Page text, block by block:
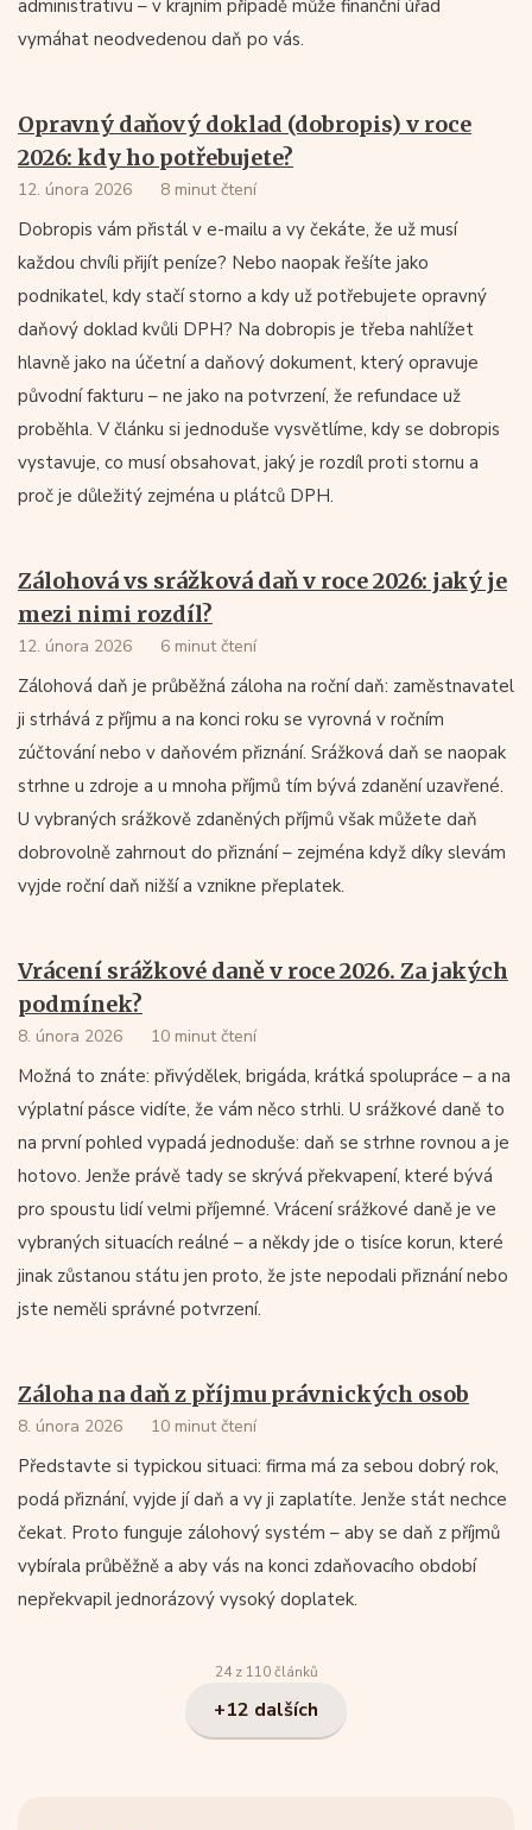
administrativu – v krajním případě může finanční úřad
vymáhat neodvedenou daň po vás.
Opravný daňový doklad (dobropis) v roce
2026: kdy ho potřebujete?
12. února 2026 8 minut čtení
Dobropis vám přistál v e-mailu a vy čekáte, že už musí
každou chvíli přijít peníze? Nebo naopak řešíte jako
podnikatel, kdy stačí storno a kdy už potřebujete opravný
daňový doklad kvůli DPH? Na dobropis je třeba nahlížet
hlavně jako na účetní a daňový dokument, který opravuje
původní fakturu – ne jako na potvrzení, že refundace už
proběhla. V článku si jednoduše vysvětlíme, kdy se dobropis
vystavuje, co musí obsahovat, jaký je rozdíl proti stornu a
proč je důležitý zejména u plátců DPH.
Zálohová vs srážková daň v roce 2026: jaký je
mezi nimi rozdíl?
12. února 2026 6 minut čtení
Zálohová daň je průběžná záloha na roční daň: zaměstnavatel
ji strhává z příjmu a na konci roku se vyrovná v ročním
zúčtování nebo v daňovém přiznání. Srážková daň se naopak
strhne u zdroje a u mnoha příjmů tím bývá zdanění uzavřené.
U vybraných srážkově zdaněných příjmů však můžete daň
dobrovolně zahrnout do přiznání – zejména když díky slevám
vyjde roční daň nižší a vznikne přeplatek.
Vrácení srážkové daně v roce 2026. Za jakých
podmínek?
8. února 2026 10 minut čtení
Možná to znáte: přivýdělek, brigáda, krátká spolupráce – a na
výplatní pásce vidíte, že vám něco strhli. U srážkové daně to
na první pohled vypadá jednoduše: daň se strhne rovnou a je
hotovo. Jenže právě tady se skrývá překvapení, které bývá
pro spoustu lidí velmi příjemné. Vrácení srážkové daně je ve
vybraných situacích reálné – a někdy jde o tisíce korun, které
jinak zůstanou státu jen proto, že jste nepodali přiznání nebo
jste neměli správné potvrzení.
Záloha na daň z příjmu právnických osob
8. února 2026 10 minut čtení
Představte si typickou situaci: firma má za sebou dobrý rok,
podá přiznání, vyjde jí daň a vy ji zaplatíte. Jenže stát nechce
čekat. Proto funguje zálohový systém – aby se daň z příjmů
vybírala průběžně a aby vás na konci zdaňovacího období
nepřekvapil jednorázový vysoký doplatek.
24 z 110 článků
+12 dalších